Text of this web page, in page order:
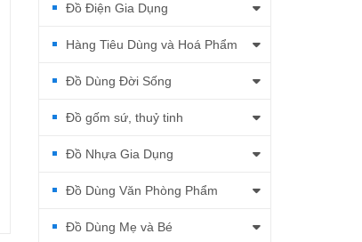
Đồ Điện Gia Dụng
Hàng Tiêu Dùng và Hoá Phẩm
Đồ Dùng Đời Sống
Đồ gốm sứ, thuỷ tinh
Đồ Nhựa Gia Dụng
Đồ Dùng Văn Phòng Phẩm
Đồ Dùng Mẹ và Bé